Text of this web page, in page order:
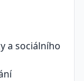
a sociálního